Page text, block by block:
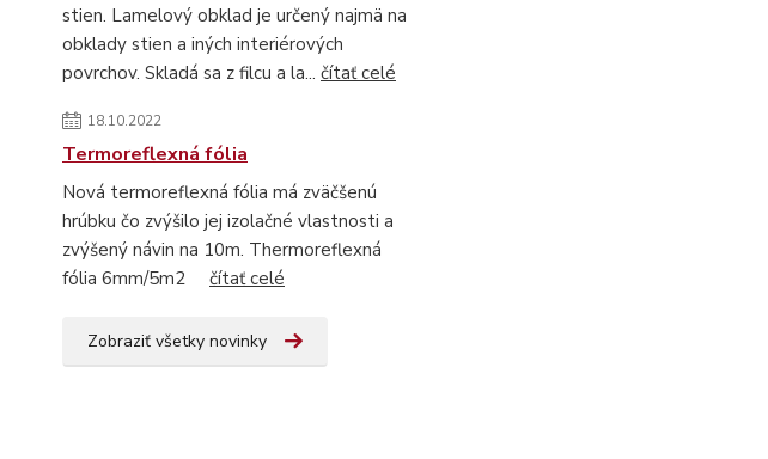
stien. Lamelový obklad je určený najmä na
obklady stien a iných interiérových
povrchov. Skladá sa z filcu a la... čítať celé
18.10.2022
Termoreflexná fólia
Nová termoreflexná fólia má zväčšenú
hrúbku čo zvýšilo jej izolačné vlastnosti a
zvýšený návin na 10m. Thermoreflexná
fólia 6mm/5m2 čítať celé
Zobraziť všetky novinky